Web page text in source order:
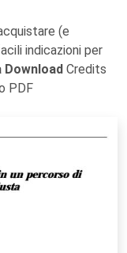
(e
indicazioni per
Download Credits
PDF